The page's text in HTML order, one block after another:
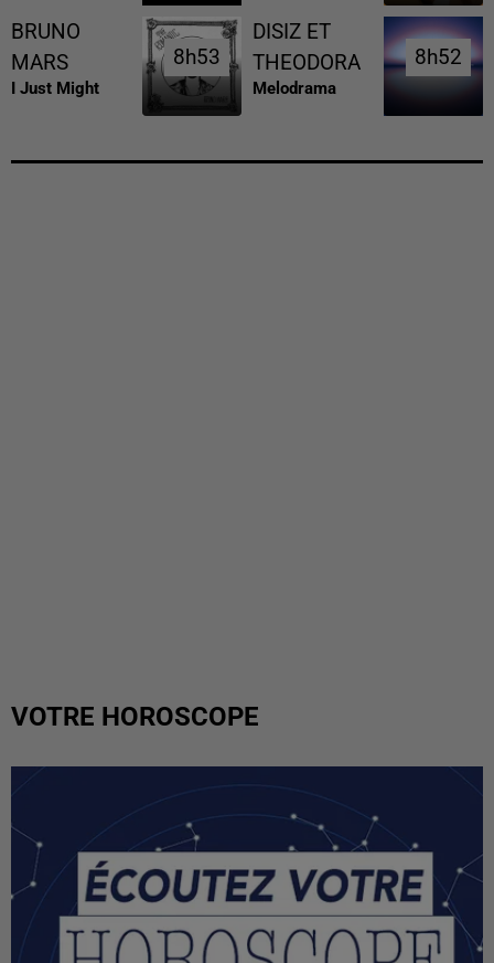
BRUNO
MARS
I Just Might
8h53
8h53
DISIZ ET
THEODORA
Melodrama
8h52
8h52
VOTRE HOROSCOPE